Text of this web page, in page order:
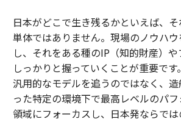
日本がどこで生き残るかといえば、
単体ではありません。現場のノウハ
し、それをある種のIP（知的財産）
しっかりと握っていくことが重要で
汎用的なモデルを追うのではなく、
った特定の環境下で最高レベルのパ
領域にフォーカスし、日本発ならで